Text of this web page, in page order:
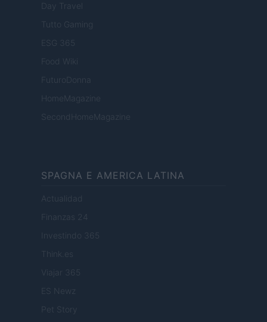
Day Travel
Tutto Gaming
ESG 365
Food Wiki
FuturoDonna
HomeMagazine
SecondHomeMagazine
SPAGNA E AMERICA LATINA
Actualidad
Finanzas 24
Investindo 365
Think.es
Viajar 365
ES Newz
Pet Story